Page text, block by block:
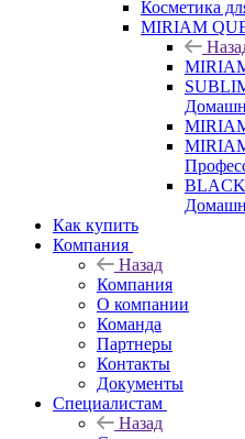
Косметика
MIRIAM
Как купить
Компания
Назад
Компания
О компании
Команда
Партнеры
Контакты
Документы
Специалистам
Назад